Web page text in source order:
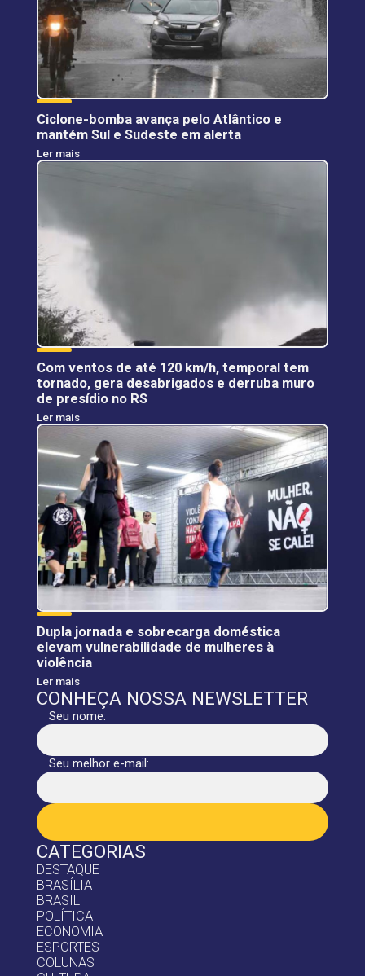
CATEGORIAS
DESTAQUE
BRASÍLIA
BRASIL
POLÍTICA
ECONOMIA
ESPORTES
COLUNAS
Ciclone-bomba avança pelo Atlântico e
mantém Sul e Sudeste em alerta
Ler mais
Com ventos de até 120 km/h, temporal tem
tornado, gera desabrigados e derruba muro
de presídio no RS
Ler mais
Dupla jornada e sobrecarga doméstica
elevam vulnerabilidade de mulheres à
violência
Ler mais
CONHEÇA NOSSA NEWSLETTER
Seu nome:
Seu melhor e-mail: